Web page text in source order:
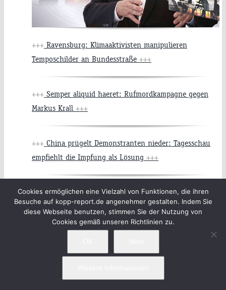
+++ Ravensburg: Klimaaktivisten manipulieren
Temposchilder an Bundesstraße +++
+++ Semper aliquid haeret: Rufmordkampagne gegen
Markus Krall +++
+++ China prügelt Demonstranten nieder: Tagesschau
empfiehlt die Impfung als Lösung +++
+++ »Correctiv«: Hetzjagd auf freie Medien mit
ausländischem Impressum+++
Kinderkliniken – doch ein Detail verschweigen die
Cookies ermöglichen eine Vielzahl von Funktionen, die ihren
Besuche auf kopp-report.de angenehmer gestalten. Indem Sie
diese Webseite benutzen, stimmen Sie der Nutzung von
Cookies gemäß unseren Richtlinien zu.